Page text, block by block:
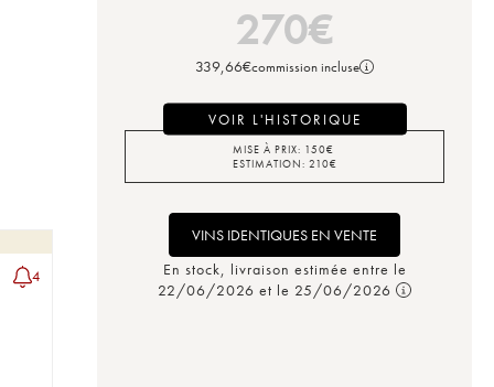
4
270€
339,66€commission incluse
VOIR L'HISTORIQUE
MISE À PRIX: 150€
ESTIMATION: 210€
VINS IDENTIQUES EN VENTE
En stock, livraison estimée entre le
22/06/2026 et le 25/06/2026